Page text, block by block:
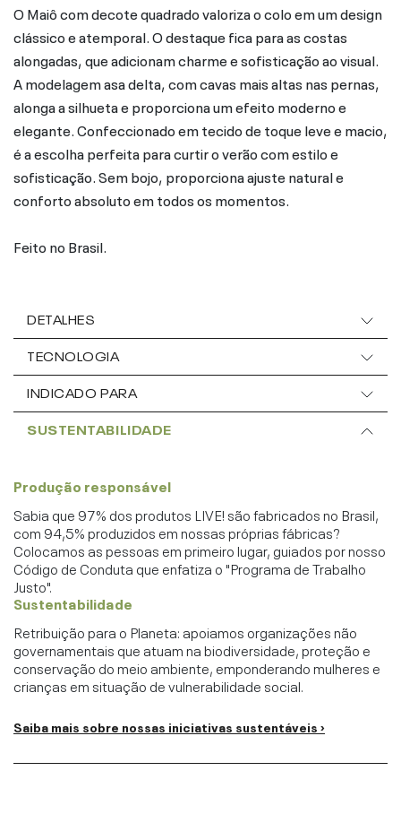
O Maiô com decote quadrado valoriza o colo em um design
clássico e atemporal. O destaque fica para as costas
alongadas, que adicionam charme e sofisticação ao visual.
A modelagem asa delta, com cavas mais altas nas pernas,
alonga a silhueta e proporciona um efeito moderno e
elegante. Confeccionado em tecido de toque leve e macio,
é a escolha perfeita para curtir o verão com estilo e
sofisticação. Sem bojo, proporciona ajuste natural e
conforto absoluto em todos os momentos.
Feito no Brasil.
DETALHES
TECNOLOGIA
INDICADO PARA
SUSTENTABILIDADE
Produção responsável
Sabia que 97% dos produtos LIVE! são fabricados no Brasil,
com 94,5% produzidos em nossas próprias fábricas?
Colocamos as pessoas em primeiro lugar, guiados por nosso
Código de Conduta que enfatiza o "Programa de Trabalho
Justo".
Sustentabilidade
Retribuição para o Planeta: apoiamos organizações não
governamentais que atuam na biodiversidade, proteção e
conservação do meio ambiente, emponderando mulheres e
crianças em situação de vulnerabilidade social.
Saiba mais sobre nossas iniciativas sustentáveis ›